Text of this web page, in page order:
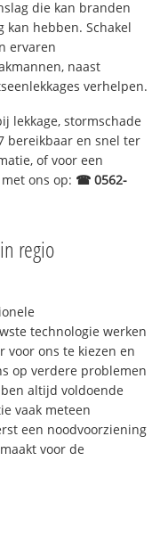
die kan branden
kan hebben. Schakel
ervaren
naast
verhelpen.
lekkage, stormschade
bereikbaar en snel ter
of voor een
ons op: ☎ 0562-
in regio
technologie werken
voor ons te kiezen en
op verdere problemen
altijd voldoende
vaak meteen
een noodvoorziening
voor de